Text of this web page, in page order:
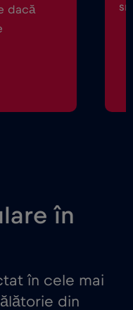
dacă
în
în cele mai
din